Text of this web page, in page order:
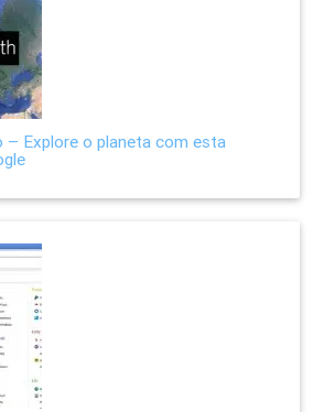
– Explore o planeta com esta